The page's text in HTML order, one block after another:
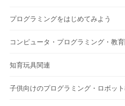
プログラミングをはじめてみよう
コンピュータ・プログラミング・教
知育玩具関連
子供向けのプログラミング・ロボッ